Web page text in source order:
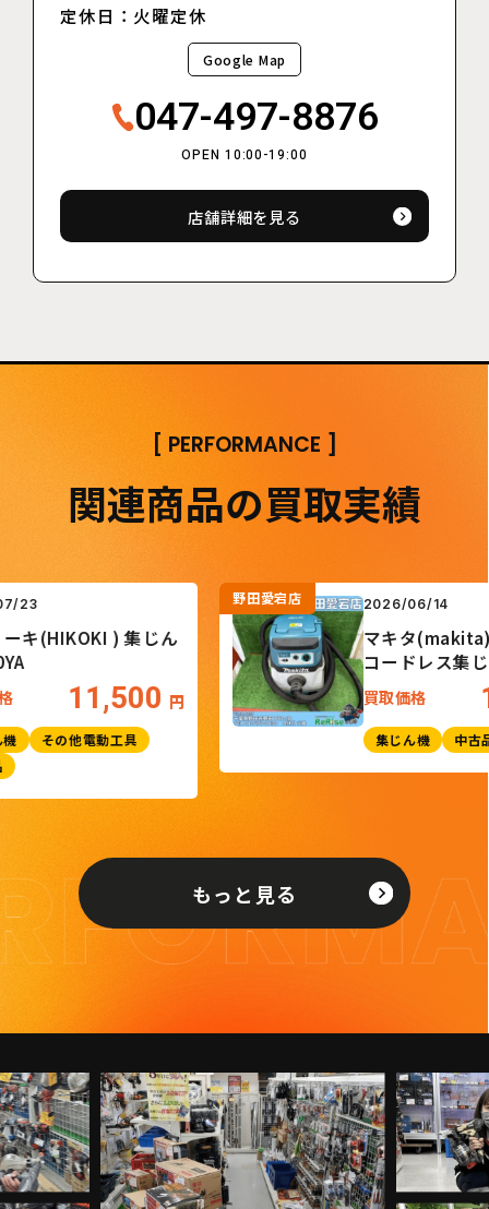
定休日：火曜定休
Google Map
047-497-8876
OPEN 10:00-19:00
店舗詳細を見る
[ PERFORMANCE ]
関連商品の買取実績
) 集じん
11,500 円
その他電動工具
野田愛宕店 2026/06/14
マキタ(makita) 粉
コードレス集じん
VC867DZ
買取価格
集じん機 中古品
もっと見る